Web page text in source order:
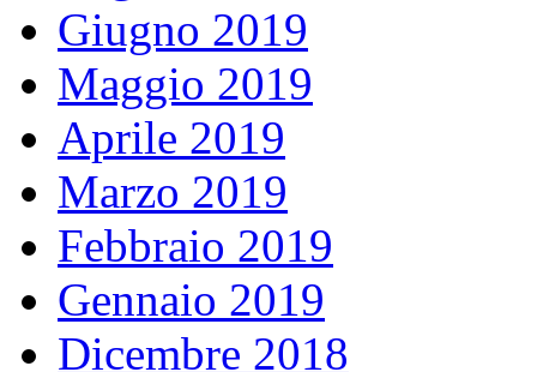
Giugno 2019
Maggio 2019
Aprile 2019
Marzo 2019
Febbraio 2019
Gennaio 2019
Dicembre 2018